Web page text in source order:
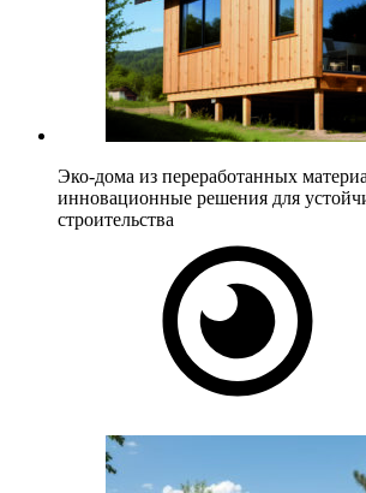
Эко-дома из переработанных
инновационные решения для
строительства